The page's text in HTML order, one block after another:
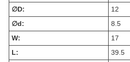
∅D:
12
∅d:
8.5
W:
17
L:
39.5